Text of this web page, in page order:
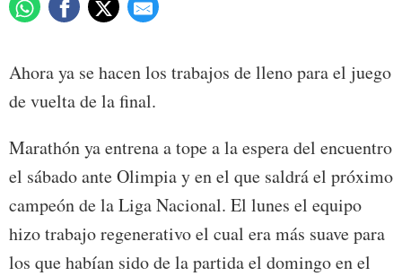
Ahora ya se hacen los trabajos de lleno para el juego
de vuelta de la final.
Marathón ya entrena a tope a la espera del encuentro
el sábado ante Olimpia y en el que saldrá el próximo
campeón de la Liga Nacional. El lunes el equipo
hizo trabajo regenerativo el cual era más suave para
los que habían sido de la partida el domingo en el